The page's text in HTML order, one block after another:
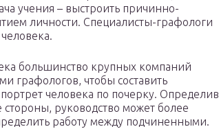
учения – выстроить причинно-
личности. Специалисты-графологи
большинство крупных компаний
графологов, чтобы составить
человека по почерку. Определив
руководство может более
работу между подчиненными.